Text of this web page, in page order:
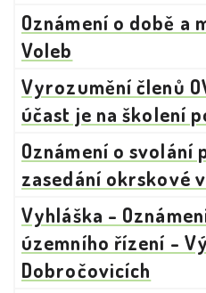
Oznámení o době a
Voleb
Vyrozumění členů
účast je na školení
Oznámení o svolání
zasedání okrskové
Vyhláška -
územního řízení -
Dobročovicích